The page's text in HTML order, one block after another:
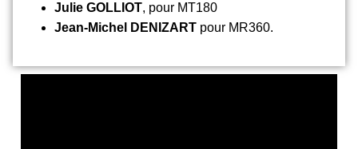
Julie GOLLIOT, pour MT180
Jean-Michel DENIZARTpour MR360.